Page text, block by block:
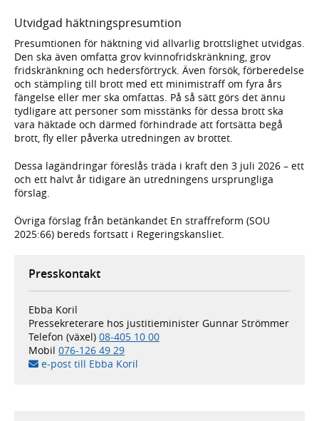
Utvidgad häktningspresumtion
Presumtionen för häktning vid allvarlig brottslighet utvidgas.
Den ska även omfatta grov kvinnofridskränkning, grov
fridskränkning och hedersförtryck. Även försök, förberedelse
och stämpling till brott med ett minimistraff om fyra års
fängelse eller mer ska omfattas. På så sätt görs det ännu
tydligare att personer som misstänks för dessa brott ska
vara häktade och därmed förhindrade att fortsätta begå
brott, fly eller påverka utredningen av brottet.
Dessa lagändringar föreslås träda i kraft den 3 juli 2026 – ett
och ett halvt år tidigare än utredningens ursprungliga
förslag.
Övriga förslag från betänkandet En straffreform (SOU
2025:66) bereds fortsatt i Regeringskansliet.
Presskontakt
Ebba Koril
Pressekreterare hos justitieminister Gunnar Strömmer
Telefon (växel) 08-405 10 00
Mobil 076-126 49 29
e-post till Ebba Koril